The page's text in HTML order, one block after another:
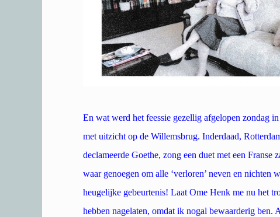
En wat werd het feessie gezellig afgelopen zondag
met uitzicht op de Willemsbrug. Inderdaad,
declameerde Goethe, zong een duet met een Franse
waar genoegen om alle ‘verloren’ neven en nichten
heugelijke gebeurtenis! Laat Ome Henk me nu het
hebben nagelaten, omdat ik nogal bewaarderig ben.